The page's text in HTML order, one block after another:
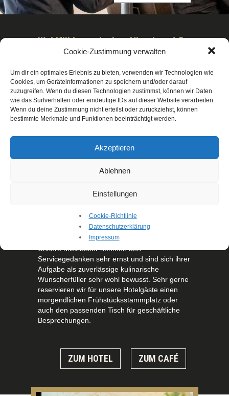
Cookie-Zustimmung verwalten
Um dir ein optimales Erlebnis zu bieten, verwenden wir Technologien wie
Cookies, um Geräteinformationen zu speichern und/oder darauf
zuzugreifen. Wenn du diesen Technologien zustimmst, können wir Daten
wie das Surfverhalten oder eindeutige IDs auf dieser Website verarbeiten.
Wenn du deine Zustimmung nicht erteilst oder zurückziehst, können
bestimmte Merkmale und Funktionen beeinträchtigt werden.
Akzeptieren
Ablehnen
Einstellungen
Cookie-Richtlinie
Datenschutzerklärung
Impressum
Wohlfühlen zwischen Hirsch und Co.
Unsere goldenen Lichtquellen
verzaubern selbst trübe Tage mit
gefühltem Sonnenschein in ein
Wohlfühlambiente. Der Hirsch an
der Wand röhrt nicht, ist aber
dennoch ein dezenter Hinweis auf
die unglaublich schöne Natur und
Landschaft im Ländle, wie der
Schwabe liebevoll seine Heimat
Unsere Mitarbeiter nehmen den
Servicegedanken sehr ernst und sind sich ihrer
Aufgabe als zuverlässige kulinarische
Wunscherfüller sehr wohl bewusst. Sehr gerne
reservieren wir für unsere Hotelgäste einen
morgendlichen Frühstücksstammplatz oder
auch den passenden Tisch für geschäftliche
Besprechungen.
ZUM HOTEL ZUM CAFÉ